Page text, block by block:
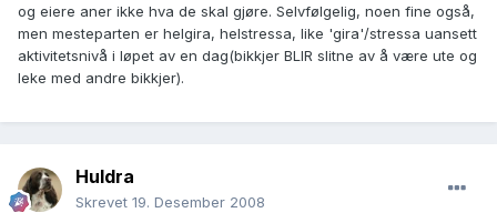
og eiere aner ikke hva de skal gjøre. Selvfølgelig, noen fine også,
men mesteparten er helgira, helstressa, like 'gira'/stressa uansett
aktivitetsnivå i løpet av en dag(bikkjer BLIR slitne av å være ute og
leke med andre bikkjer).
Huldra
Skrevet 19. Desember 2008